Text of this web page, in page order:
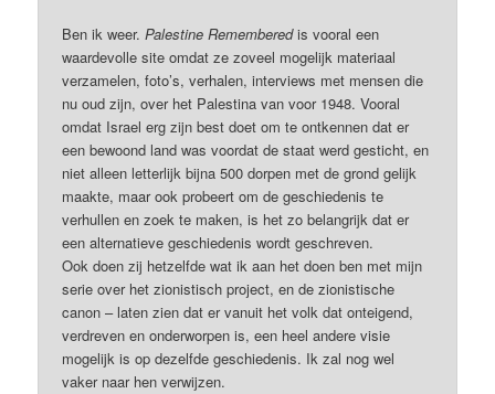
Ben ik weer.Palestine Rememberedis vooral een
waardevolle site omdat ze zoveel mogelijk materiaal
verzamelen, foto’s, verhalen, interviews met mensen die
nu oud zijn, over het Palestina van voor 1948. Vooral
omdat Israel erg zijn best doet om te ontkennen dat er
een bewoond land was voordat de staat werd gesticht, en
niet alleen letterlijk bijna 500 dorpen met de grond gelijk
maakte, maar ook probeert om de geschiedenis te
verhullen en zoek te maken, is het zo belangrijk dat er
een alternatieve geschiedenis wordt geschreven.
Ook doen zij hetzelfde wat ik aan het doen ben met mijn
serie over het zionistisch project, en de zionistische
canon – laten zien dat er vanuit het volk dat onteigend,
verdreven en onderworpen is, een heel andere visie
mogelijk is op dezelfde geschiedenis. Ik zal nog wel
vaker naar hen verwijzen.